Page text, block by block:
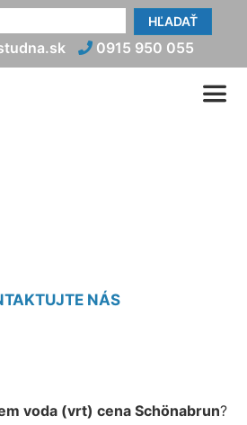
HĽADAŤ
0915 950 055
NÁS
voda (vrt) cena Schönabrun?